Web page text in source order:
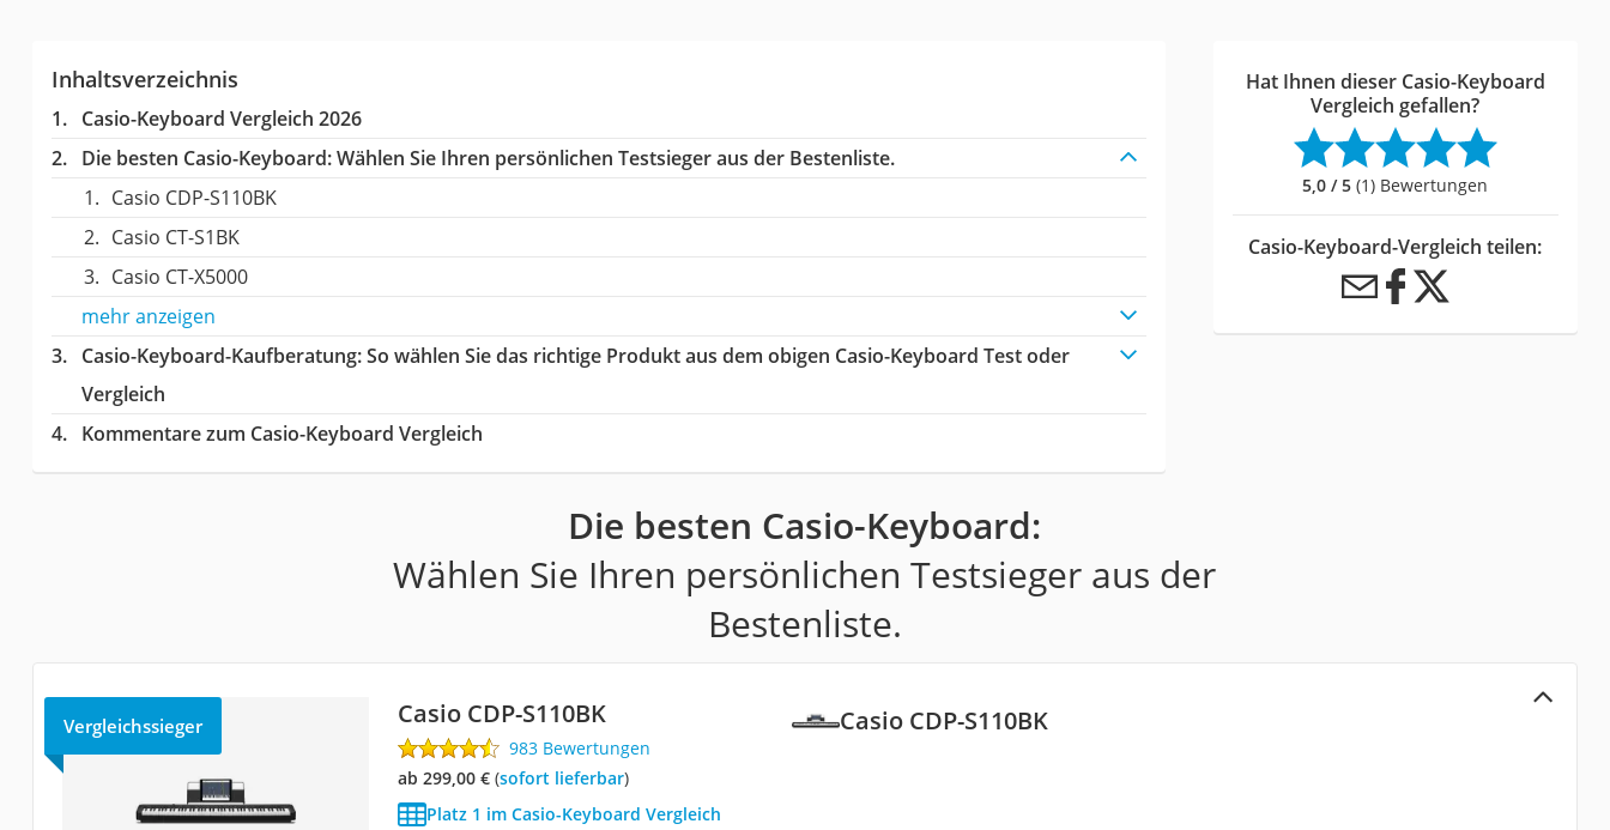
Inhaltsverzeichnis
Casio-Keyboard Vergleich 2026
Die besten Casio-Keyboard:Wählen Sie Ihren persönlichen Testsieger aus der Bestenliste.
Casio CDP-S110BK
Casio CT-S1BK
Casio CT-X5000
mehr anzeigen
Casio-Keyboard-Kaufberatung: So wählen Sie das richtige Produkt aus dem obigen Casio-Keyboard Test oder
Vergleich
Kommentare zum Casio-Keyboard Vergleich
Hat Ihnen dieser Casio-Keyboard
Vergleich gefallen?
5,0 / 5 (1) Bewertungen
Casio-Keyboard-Vergleich teilen:
Die besten Casio-Keyboard:
Wählen Sie Ihren persönlichen Testsieger aus der
Bestenliste.
Casio CDP-S110BK
Vergleichssieger Casio CDP-S110BK
983 Bewertungen
ab 299,00 €( Sofort lieferbar)
Platz 1 im Casio-Keyboard Vergleich